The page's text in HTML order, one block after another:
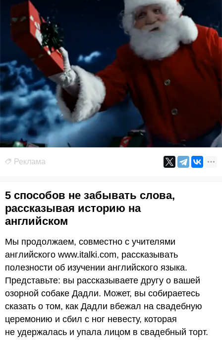
Реклама
5 способов не забывать слова,
рассказывая историю на
английском
Мы продолжаем, совместно с учителями
английского www.italki.com, рассказывать
полезности об изучении английского языка.
Представьте: вы рассказываете другу о вашей
озорной собаке Дадли. Может, вы собираетесь
сказать о том, как Дадли вбежал на свадебную
церемонию и сбил с ног невесту, которая
не удержалась и упала лицом в свадебный торт.